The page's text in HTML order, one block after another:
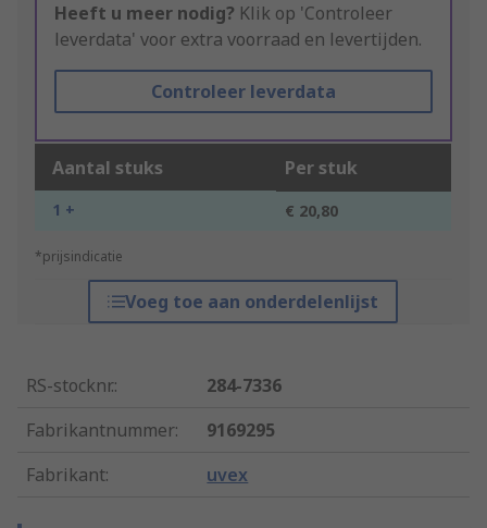
Heeft u meer nodig? Klik op 'Controleer
leverdata' voor extra voorraad en levertijden.
Controleer leverdata
Aantal stuks Per stuk
1 + € 20,80
*prijsindicatie
Voeg toe aan onderdelenlijst
RS-stocknr.:
284-7336
Fabrikantnummer:
9169295
Fabrikant: uvex